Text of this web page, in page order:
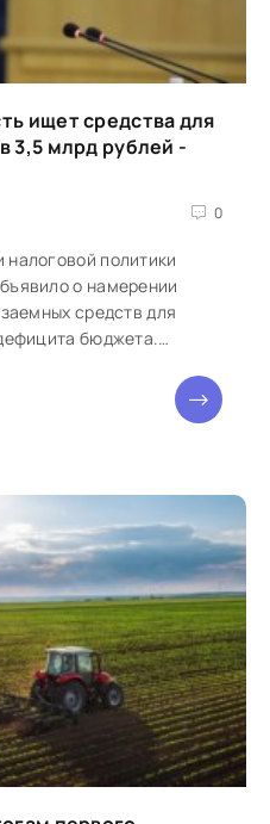
ищет средства для
3,5 млрд рублей -
0
политики
о намерении
средств для
бюджета.